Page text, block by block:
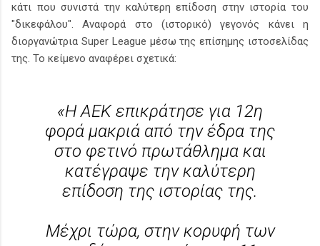
κάτι που συνιστά την καλύτερη επίδοση στην ιστορία του
"δικεφάλου". Αναφορά στο (ιστορικό) γεγονός κάνει η
διοργανώτρια Super League μέσω της επίσημης ιστοσελίδας
της. Το κείμενο αναφέρει σχετικά:
«Η ΑΕΚ επικράτησε για 12η
φορά μακριά από την έδρα της
στο φετινό πρωτάθλημα και
κατέγραψε την καλύτερη
επίδοση της ιστορίας της.
Μέχρι τώρα, στην κορυφή των